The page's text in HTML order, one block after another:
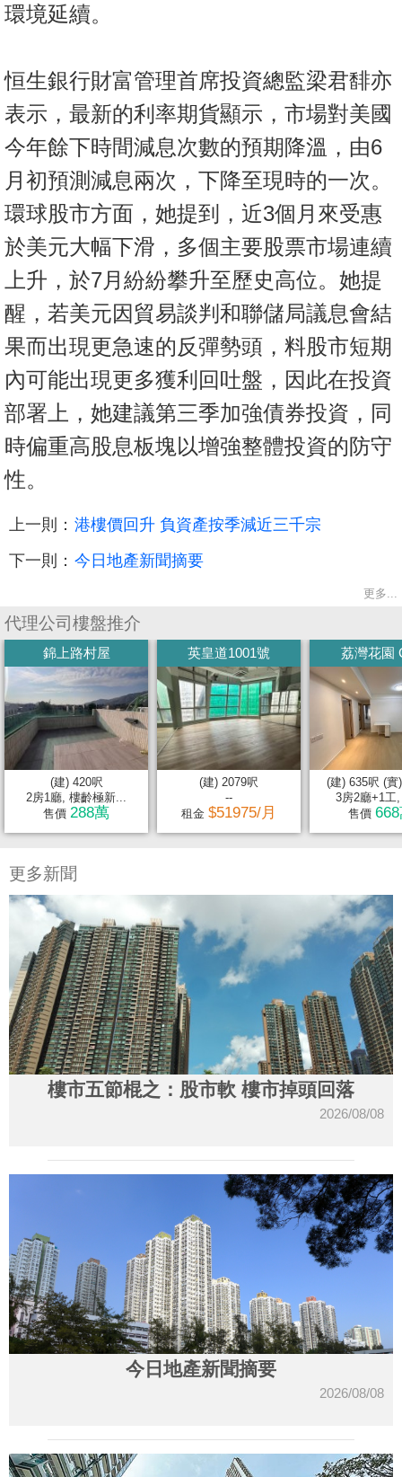
環境延續。
恒生銀行財富管理首席投資總監梁君馡亦
表示，最新的利率期貨顯示，市場對美國
今年餘下時間減息次數的預期降溫，由6
月初預測減息兩次，下降至現時的一次。
環球股市方面，她提到，近3個月來受惠
於美元大幅下滑，多個主要股票市場連續
上升，於7月紛紛攀升至歷史高位。她提
醒，若美元因貿易談判和聯儲局議息會結
果而出現更急速的反彈勢頭，料股市短期
內可能出現更多獲利回吐盤，因此在投資
部署上，她建議第三季加強債券投資，同
時偏重高股息板塊以增強整體投資的防守
性。
上一則： 港樓價回升 負資產按季減近三千宗
下一則： 今日地產新聞摘要
更多...
代理公司樓盤推介
錦上路村屋
(建) 420呎
2房1廳, 樓齡極新...
售價 288萬
英皇道1001號
(建) 2079呎
--
租金 $51975/月
荔灣花園
(建) 635呎 (實
3房2廳+1工
售價
更多新聞
樓市五節棍之：股市軟 樓市掉頭回落
2026/08/08
今日地產新聞摘要
2026/08/08